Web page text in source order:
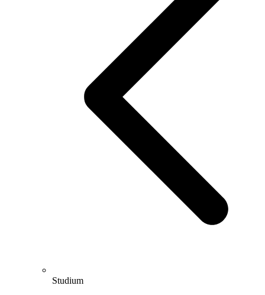
Studium